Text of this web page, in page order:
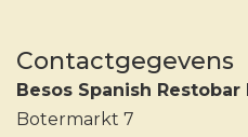
Contactgegevens
Besos Spanish Restobar
Botermarkt 7